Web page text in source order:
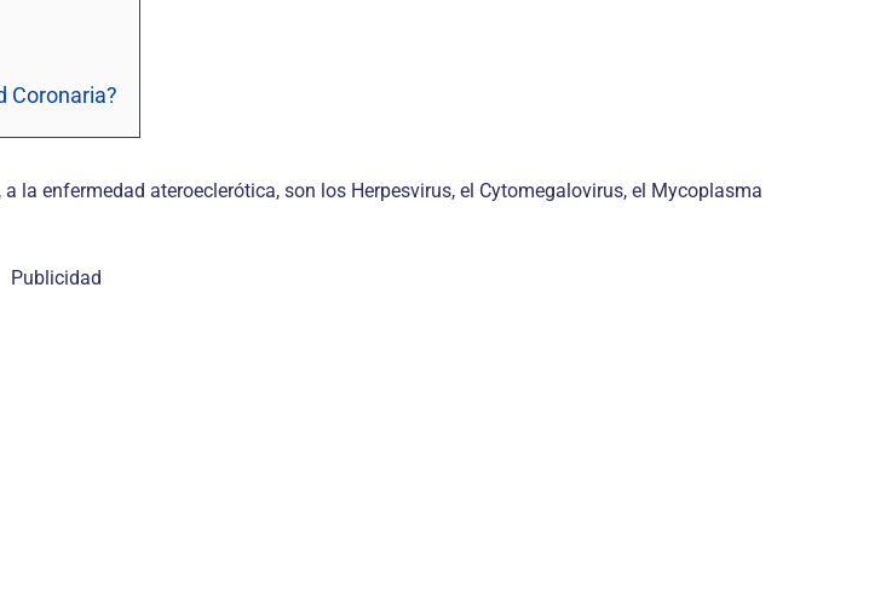
Coronaria?
enfermedad ateroeclerótica, son los Herpesvirus, el Cytomegalovirus, el Mycoplasma
Publicidad